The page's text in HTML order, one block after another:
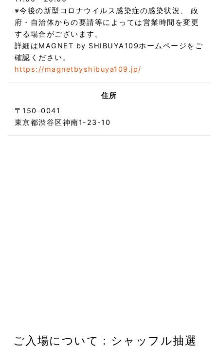
※今後の新型コロナウイルス感染症の感染状況、 政
府・自治体からの要請等によっては営業時間を変更
する場合がございます。
詳細はMAGNET by SHIBUYA109ホームページをご
確認ください。
https://magnetbyshibuya109.jp/
住所
〒150-0041
東京都渋谷区神南1-23-10
ご入場について：シャッフル抽選